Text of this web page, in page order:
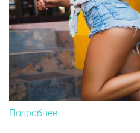
Подробнее...